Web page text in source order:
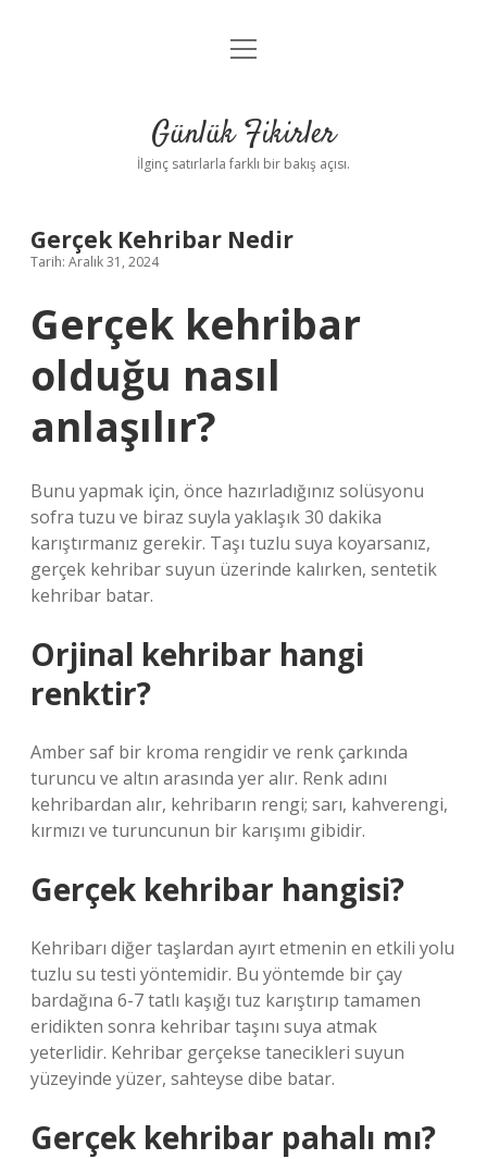
Anasayfa
Yasal Uyarı
menüyü
Günlük Fikirler
İlginç satırlarla farklı bir bakış açısı.
Gerçek Kehribar Nedir
Tarih: Aralık 31, 2024
Gerçek kehribar
olduğu nasıl
anlaşılır?
Bunu yapmak için, önce hazırladığınız solüsyonu
sofra tuzu ve biraz suyla yaklaşık 30 dakika
karıştırmanız gerekir. Taşı tuzlu suya koyarsanız,
gerçek kehribar suyun üzerinde kalırken, sentetik
kehribar batar.
Orjinal kehribar hangi
renktir?
Amber saf bir kroma rengidir ve renk çarkında
turuncu ve altın arasında yer alır. Renk adını
kehribardan alır, kehribarın rengi; sarı, kahverengi,
kırmızı ve turuncunun bir karışımı gibidir.
Gerçek kehribar hangisi?
Kehribarı diğer taşlardan ayırt etmenin en etkili yolu
tuzlu su testi yöntemidir. Bu yöntemde bir çay
bardağına 6-7 tatlı kaşığı tuz karıştırıp tamamen
eridikten sonra kehribar taşını suya atmak
yeterlidir. Kehribar gerçekse tanecikleri suyun
yüzeyinde yüzer, sahteyse dibe batar.
Gerçek kehribar pahalı mı?